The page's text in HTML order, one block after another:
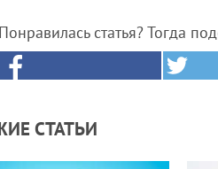
Понравилась статья? Тогда
СТАТЬИ